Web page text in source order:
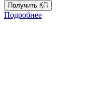
Получить КП
Подробнее